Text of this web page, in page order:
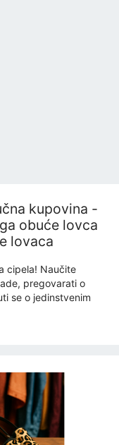
kupovina -
obuće lovca
lovaca
cipela! Naučite
pregovarati o
se o jedinstvenim